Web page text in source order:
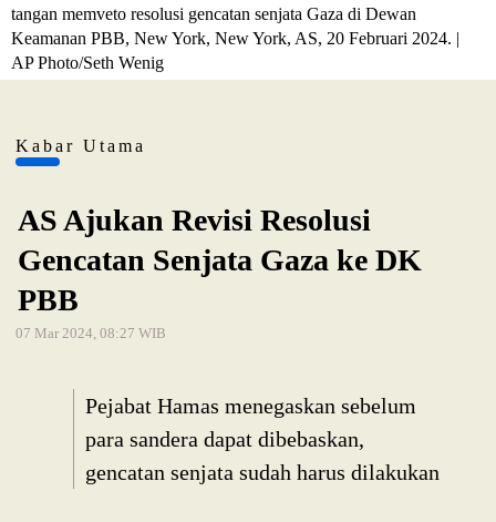
tangan memveto resolusi gencatan senjata Gaza di Dewan
Keamanan PBB, New York, New York, AS, 20 Februari 2024. |
AP Photo/Seth Wenig
Kabar Utama
AS Ajukan Revisi Resolusi
Gencatan Senjata Gaza ke DK
PBB
07 Mar 2024, 08:27 WIB
Pejabat Hamas menegaskan sebelum
para sandera dapat dibebaskan,
gencatan senjata sudah harus dilakukan